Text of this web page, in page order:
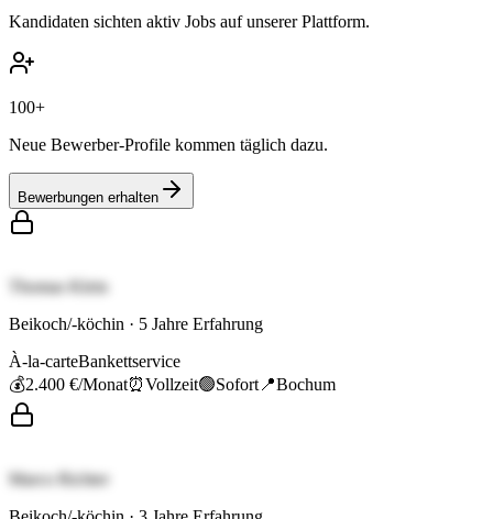
Kandidaten sichten aktiv Jobs auf unserer Plattform.
100+
Neue Bewerber-Profile kommen täglich dazu.
Bewerbungen erhalten
Thomas Klein
Beikoch/-köchin · 5 Jahre Erfahrung
À-la-carteBankettservice
💰2.400 €/Monat⏰Vollzeit🟢Sofort 📍Bochum
Marco Richter